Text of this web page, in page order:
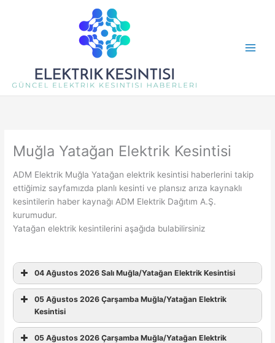
Muğla Yatağan Elektrik Kesintisi
ADM Elektrik Muğla Yatağan elektrik kesintisi haberlerini takip
ettiğimiz sayfamızda planlı kesinti ve plansız arıza kaynaklı
kesintilerin haber kaynağı ADM Elektrik Dağıtım A.Ş.
kurumudur.
Yatağan elektrik kesintilerini aşağıda bulabilirsiniz
04 Ağustos 2026 Salı Muğla/Yatağan Elektrik Kesintisi
05 Ağustos 2026 Çarşamba Muğla/Yatağan Elektrik
Kesintisi
05 Ağustos 2026 Çarşamba Muğla/Yatağan Elektrik